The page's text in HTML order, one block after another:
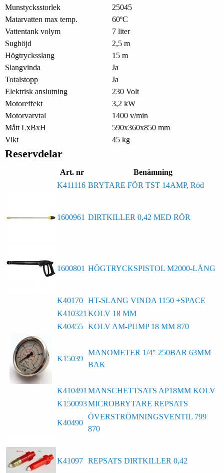
Munstycksstorlek
25045
Matarvatten max temp.
60ºC
Vattentank volym
7 liter
Sughöjd
2,5 m
Högtrycksslang
15 m
Slangvinda
Ja
Totalstopp
Ja
Elektrisk anslutning
230 Volt
Motoreffekt
3,2 kW
Motorvarvtal
1400 v/min
Mått LxBxH
590x360x850 mm
Vikt
45 kg
Reservdelar
Art. nr
Benämning
K411116 BRYTARE FÖR TST 14AMP, Röd
1600961 DIRTKILLER 0,42 MED RÖR
1600801 HÖGTRYCKSPISTOL M2000-LÅNG
K40170 HT-SLANG VINDA 1150 +SPACE
K410321 KOLV 18 MM
K40455 KOLV AM-PUMP 18 MM 870
K15039
MANOMETER 1/4" 250BAR 63MM
BAK
K410491 MANSCHETTSATS AP18MM KOLV
K150093MICROBRYTARE REPSATS
K40490
ÖVERSTRÖMNINGSVENTIL 799
870
K41097 REPSATS DIRTKILLER 0,42